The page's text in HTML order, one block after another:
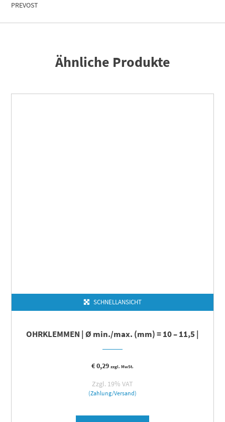
PREVOST
Ähnliche Produkte
SCHNELLANSICHT
OHRKLEMMEN | Ø min./max. (mm) = 10 – 11,5 |
€0,29 zzgl. MwSt.
Zzgl. 19% VAT
(Zahlung/Versand)